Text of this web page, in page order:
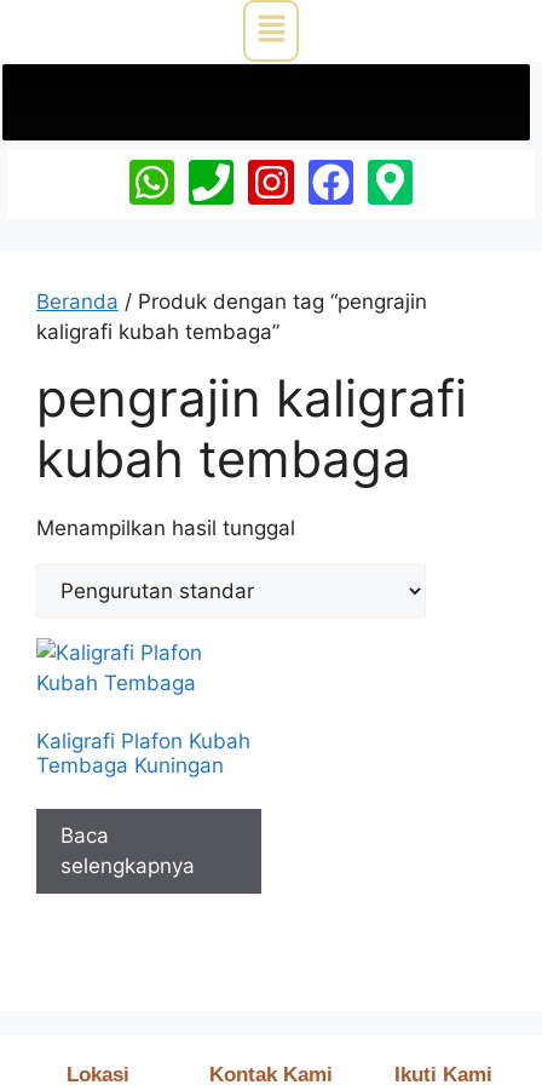
Beranda / Produk dengan tag “pengrajin
kaligrafi kubah tembaga”
pengrajin kaligrafi
kubah tembaga
Menampilkan hasil tunggal
Kaligrafi Plafon Kubah
Tembaga Kuningan
Baca
selengkapnya
Lokasi Kontak Kami Ikuti Kami